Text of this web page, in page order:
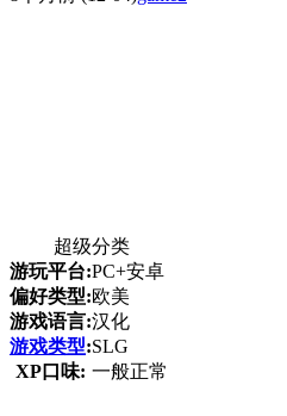
超级分类
游玩平台:PC+安卓
偏好类型:欧美
游戏语言:汉化
游戏类型:SLG
XP口味: 一般正常